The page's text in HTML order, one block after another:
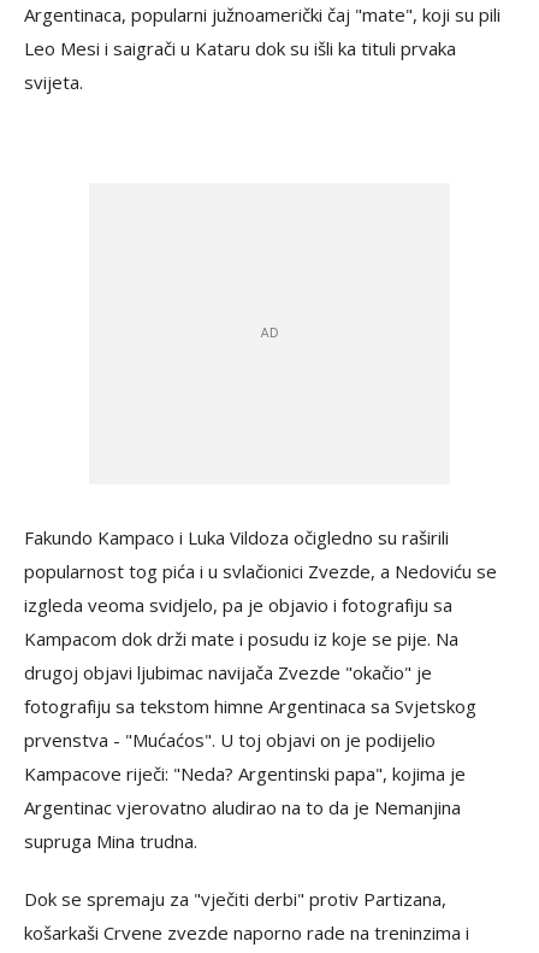
Argentinaca, popularni južnoamerički čaj "mate", koji su pili
Leo Mesi i saigrači u Kataru dok su išli ka tituli prvaka
svijeta.
Fakundo Kampaco i Luka Vildoza očigledno su raširili
popularnost tog pića i u svlačionici Zvezde, a Nedoviću se
izgleda veoma svidjelo, pa je objavio i fotografiju sa
Kampacom dok drži mate i posudu iz koje se pije. Na
drugoj objavi ljubimac navijača Zvezde "okačio" je
fotografiju sa tekstom himne Argentinaca sa Svjetskog
prvenstva - "Mućaćos". U toj objavi on je podijelio
Kampacove riječi: "Neda? Argentinski papa", kojima je
Argentinac vjerovatno aludirao na to da je Nemanjina
supruga Mina trudna.
Dok se spremaju za "vječiti derbi" protiv Partizana,
košarkaši Crvene zvezde naporno rade na treninzima i